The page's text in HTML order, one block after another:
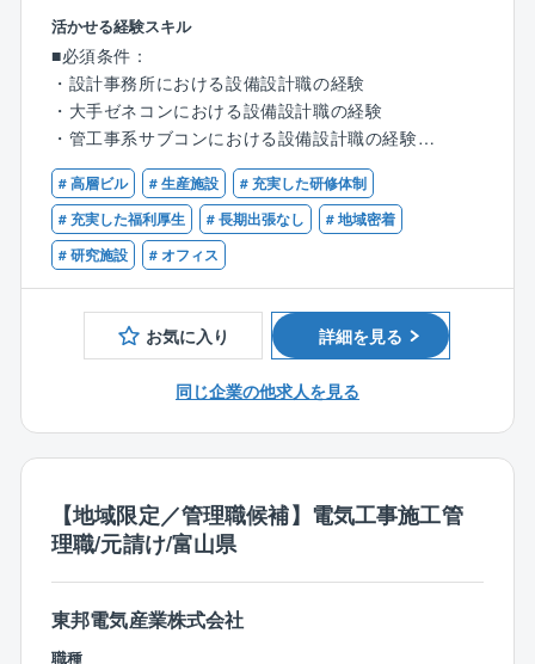
電気設計よりも比較的一般建築を対象とすることが多
いです。
コンプレッサー、ボイラーなどについて詳しい方が歓
迎されます。
■働き方について：
・全国の各拠点現場への出張の可能性がありますが、
いずれも1泊～2泊程度で、短期のものばかりになりま
す。
■定年制度
65歳までの選択定年制、退職後70歳まで嘱託雇用
同社には、現在70代でご活躍されている方もいます。
ております。案件の9割は直受注であり、京都府下でも
同社の扱う商品は、メーカー設備や商業施設、公共工
事、学校機関等、様々な規模の幅広い分野がございま
す。学校、病院、大手企業が取引先となるため、社会
に大きく貢献できる環境です。創業1955年から蓄積さ
れた技術と信頼を基に事業展開をしています。
官公庁とも取引がある事から大型設備に対応できる安
活かせる経験スキル
■必須条件：
・設計事務所における設備設計職の経験
・大手ゼネコンにおける設備設計職の経験
・管工事系サブコンにおける設備設計職の経験
・メーカー（空調、衛生、圧縮機、ボイラなど）にお
ける設計職の経験
■歓迎条件：
コンプレッサー、ボイラなどの知見
# 高層ビル # 生産施設
# 充実した研修体制
# 充実した福利厚生
# 長期出張なし
# 地域密着
# 研究施設
# オフィス
お気に入り 詳細を見る
同じ企業の他求人を見る
【地域限定／管理職候補】電気工事施工管
理職/元請け/富山県
東邦電気産業株式会社
職種